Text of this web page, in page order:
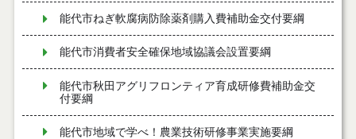
能代市ねぎ軟腐病防除薬剤購入費補助金交付要綱
能代市消費者安全確保地域協議会設置要綱
能代市秋田アグリフロンティア育成研修費補助金交
付要綱
能代市地域で学べ！農業技術研修事業実施要綱